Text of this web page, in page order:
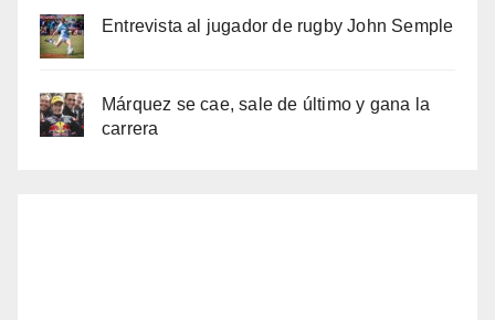
Entrevista al jugador de rugby John Semple
Márquez se cae, sale de último y gana la
carrera